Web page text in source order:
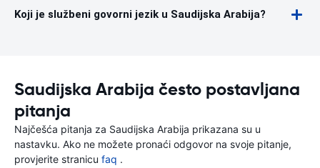
Koji je službeni govorni jezik u Saudijska Arabija?
Saudijska Arabija često postavljana
pitanja
Najčešća pitanja za Saudijska Arabija prikazana su u
nastavku. Ako ne možete pronaći odgovor na svoje pitanje,
provjerite stranicu faq .